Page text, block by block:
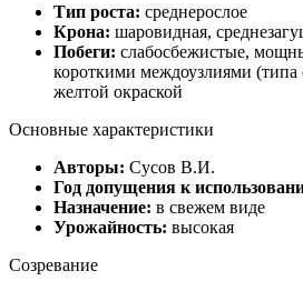
Тип роста: среднерослое
Крона: шаровидная,
Побеги: слабосбежистые,
короткими междоузлиями (типа
желтой окраской
Основные характеристики
Авторы: Сусов В.И.
Год допущения к
Назначение: в свежем виде
Урожайность: высокая
Созревание